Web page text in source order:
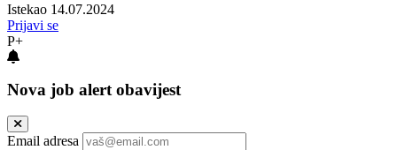
Istekao 14.07.2024
Prijavi se
P+
Nova job alert obavijest
Email adresa